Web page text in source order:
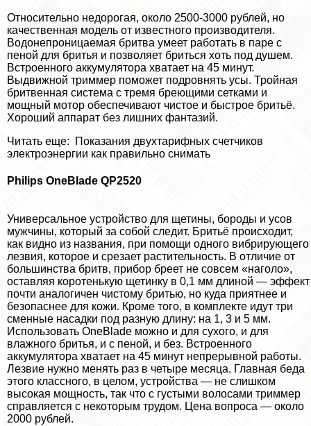
Относительно недорогая, около 2500-3000 рублей, но
качественная модель от известного производителя.
Водонепроницаемая бритва умеет работать в паре с
пеной для бритья и позволяет бриться хоть под душем.
Встроенного аккумулятора хватает на 45 минут.
Выдвижной триммер поможет подровнять усы. Тройная
бритвенная система с тремя бреющими сетками и
мощный мотор обеспечивают чистое и быстрое бритьё.
Хороший аппарат без лишних фантазий.
Читать еще:
Показания двухтарифных счетчиков
электроэнергии как правильно снимать
Philips OneBlade QP2520
Универсальное устройство для щетины, бороды и усов
мужчины, который за собой следит. Бритьё происходит,
как видно из названия, при помощи одного вибрирующего
лезвия, которое и срезает растительность. В отличие от
большинства бритв, прибор бреет не совсем «наголо»,
оставляя коротенькую щетинку в 0,1 мм длиной — эффект
почти аналогичен чистому бритью, но куда приятнее и
безопаснее для кожи. Кроме того, в комплекте идут три
сменные насадки под разную длину: на 1, 3 и 5 мм.
Использовать OneBlade можно и для сухого, и для
влажного бритья, и с пеной, и без. Встроенного
аккумулятора хватает на 45 минут непрерывной работы.
Лезвие нужно менять раз в четыре месяца. Главная беда
этого классного, в целом, устройства — не слишком
высокая мощность, так что с густыми волосами триммер
справляется с некоторым трудом. Цена вопроса — около
2000 рублей.